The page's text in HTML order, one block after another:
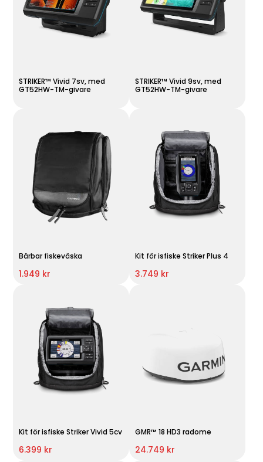
STRIKER™ Vivid 7sv, med
GT52HW-TM-givare
STRIKER™ Vivid 9sv, med
GT52HW-TM-givare
Bärbar fiskeväska
1.949 kr
Kit för isfiske Striker Plus 4
3.749 kr
Kit för isfiske Striker Vivid 5cv
6.399 kr
GMR™ 18 HD3 radome
24.749 kr